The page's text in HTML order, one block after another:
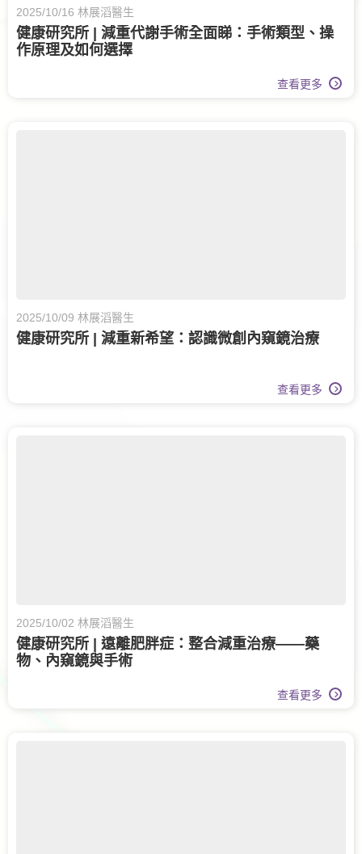
2025/10/16 林展滔醫生
健康研究所 | 減重代謝手術全面睇：手術類型、操
作原理及如何選擇
查看更多
2025/10/09 林展滔醫生
健康研究所 | 減重新希望：認識微創內窺鏡治療
查看更多
2025/10/02 林展滔醫生
健康研究所 | 遠離肥胖症：整合減重治療——藥
物、內窺鏡與手術
查看更多